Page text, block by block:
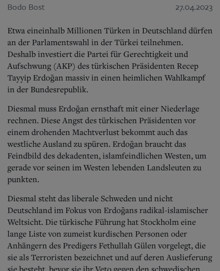
Bodo Bost 27.04.2023
Etwa eineinhalb Millionen Türken in Deutschland dürfen
an der Parlamentswahl in der Türkei teilnehmen.
Deshalb investiert die Partei für Gerechtigkeit und
Aufschwung (AKP) des türkischen Präsidenten Recep
Tayyip Erdoğan massiv in einen heimlichen Wahlkampf
in der Bundesrepublik.
Diesmal muss Erdoğan ernsthaft mit einer Niederlage
rechnen. Diese Angst des türkischen Präsidenten vor
einem drohenden Machtverlust bekommt auch das
westliche Ausland zu spüren. Erdoğan braucht das
Feindbild des dekadenten, islamfeindlichen Westen, um
gerade vor seinen im Westen lebenden Landsleuten zu
punkten.
Diesmal steht das liberale Schweden und nicht
Deutschland im Fokus von Erdoğans radikal-islamischer
Weltsicht. Die türkische Führung hat Stockholm eine
lange Liste von zumeist kurdischen Personen oder
Anhängern des Predigers Fethullah Gülen vorgelegt, die
sie als Terroristen bezeichnet und auf deren Auslieferung